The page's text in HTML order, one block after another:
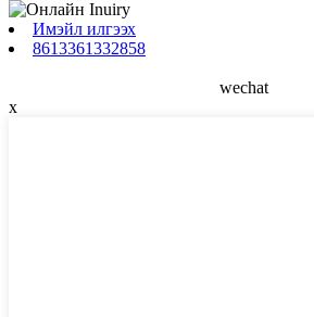
Имэйл илгээх
8613361332858
wechat
x